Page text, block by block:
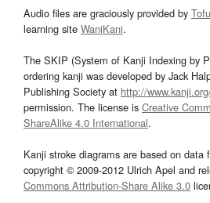
Audio files are graciously provided by
learning site WaniKani.
The SKIP (System of Kanji Indexing by
ordering kanji was developed by Jack
Publishing Society at http://
permission. The license is Creative
ShareAlike 4.0 International.
Kanji stroke diagrams are based on data
copyright © 2009-2012 Ulrich Apel and
Commons Attribution-Share Alike 3.0